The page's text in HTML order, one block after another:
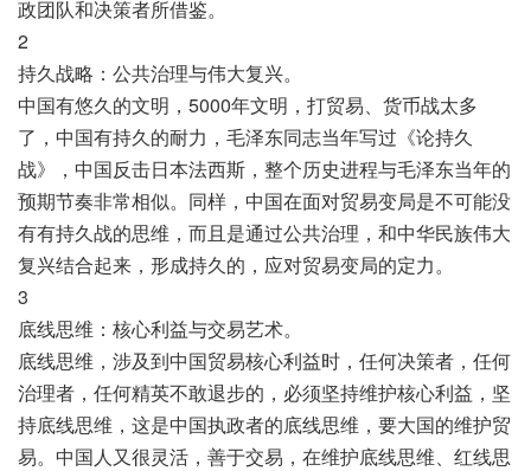
政团队和决策者所借鉴。
2
持久战略：公共治理与伟大复兴。
中国有悠久的文明，5000年文明，打贸易、货币战太多
了，中国有持久的耐力，毛泽东同志当年写过《论持久
战》，中国反击日本法西斯，整个历史进程与毛泽东当年的
预期节奏非常相似。同样，中国在面对贸易变局是不可能没
有有持久战的思维，而且是通过公共治理，和中华民族伟大
复兴结合起来，形成持久的，应对贸易变局的定力。
3
底线思维：核心利益与交易艺术。
底线思维，涉及到中国贸易核心利益时，任何决策者，任何
治理者，任何精英不敢退步的，必须坚持维护核心利益，坚
持底线思维，这是中国执政者的底线思维，要大国的维护贸
易。中国人又很灵活，善于交易，在维护底线思维、红线思